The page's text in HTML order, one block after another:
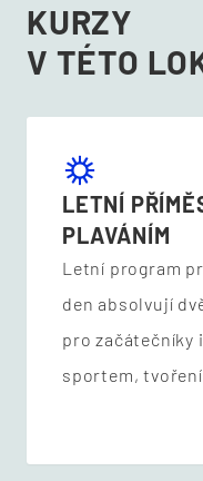
KURZY
V TÉTO
LETNÍ
PLAVÁNÍM
Letní program
den absolvují
pro začátečníky
sportem,